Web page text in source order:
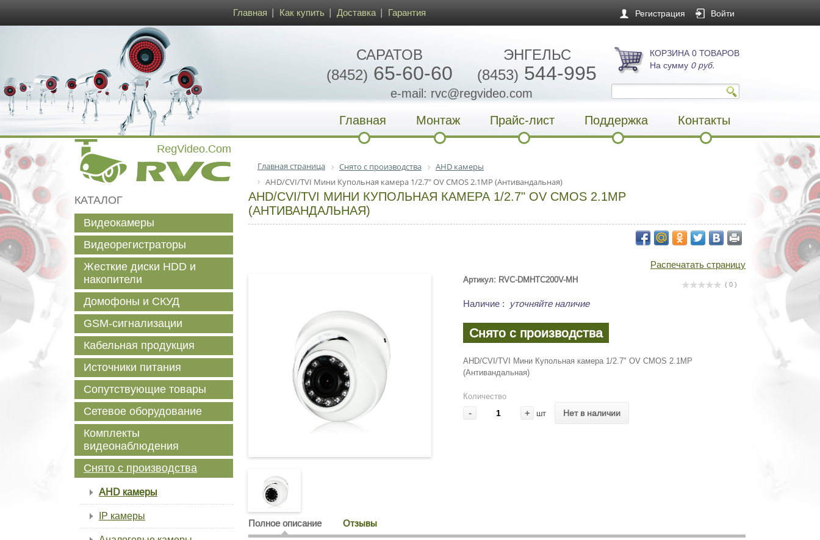
Главная Как купить Доставка Гарантия Регистрация Войти
САРАТОВ
(8452) 65-60-60
ЭНГЕЛЬС
(8453) 544-995
e-mail: rvc@regvideo.com
КОРЗИНА 0 ТОВАРОВ
На сумму 0 руб.
Главная Монтаж Прайс-лист Поддержка Контакты
Главная страница Снято с производства
AHD камеры
AHD/CVI/TVI Мини Купольная камера 1/2.7" OV CMOS 2.1MP (Антивандальная)
AHD/CVI/TVI МИНИ КУПОЛЬНАЯ КАМЕРА 1/2.7" OV CMOS 2.1MP
(АНТИВАНДАЛЬНАЯ)
Распечатать страницу
( 0 )
Артикул: RVC-DMHTC200V-MH
Наличие : уточняйте наличие
Снято с производства
AHD/CVI/TVI Мини Купольная камера 1/2.7" OV CMOS 2.1MP
(Антивандальная)
Количество
- + шт Нет в наличии
Полное описание Отзывы
КАТАЛОГ
Видеокамеры
Видеорегистраторы
Жесткие диски HDD и
накопители
Домофоны и СКУД
GSM-сигнализации
Кабельная продукция
Источники питания
Сопутствующие товары
Сетевое оборудование
Комплекты
видеонаблюдения
Снято с производства
AHD камеры
IP камеры